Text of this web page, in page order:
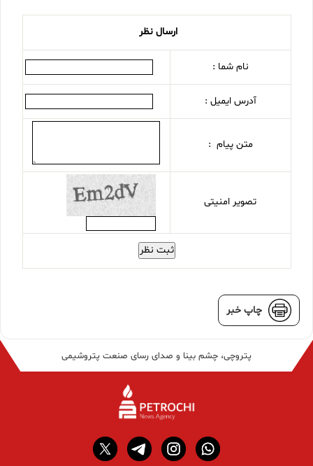
ارسال نظر
نام شما :
آدرس ایمیل :
متن پیام :
تصویر امنیتی
ثبت نظر
چاپ خبر
پتروچی، چشم بینا و صدای رسای صنعت پتروشیمی